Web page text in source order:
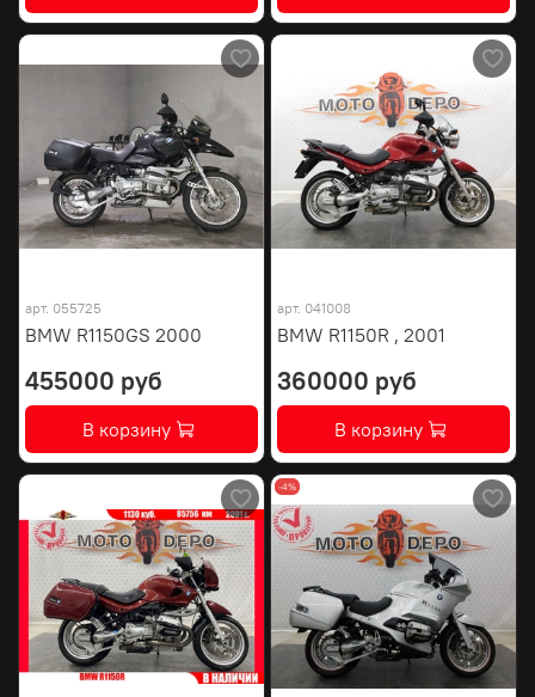
арт. 055725
BMW R1150GS 2000
455000 руб
В корзину
арт. 041008
BMW R1150R , 2001
360000 руб
В корзину
-4%